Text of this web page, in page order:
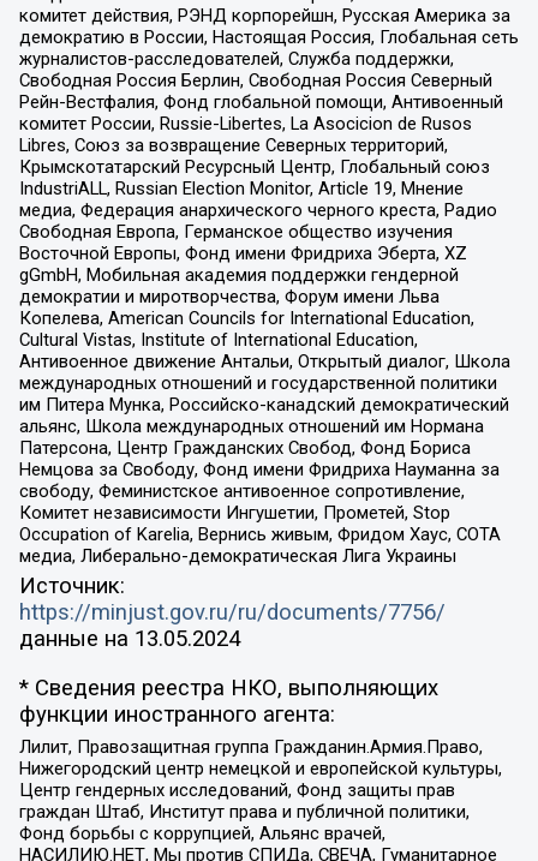
комитет действия, РЭНД корпорейшн, Русская Америка за
демократию в России, Настоящая Россия, Глобальная сеть
журналистов-расследователей, Служба поддержки,
Свободная Россия Берлин, Свободная Россия Северный
Рейн-Вестфалия, Фонд глобальной помощи, Антивоенный
комитет России, Russie-Libertes, La Asocicion de Rusos
Libres, Союз за возвращение Северных территорий,
Крымскотатарский Ресурсный Центр, Глобальный союз
IndustriALL, Russian Election Monitor, Article 19, Мнение
медиа, Федерация анархического черного креста, Радио
Свободная Европа, Германское общество изучения
Восточной Европы, Фонд имени Фридриха Эберта, XZ
gGmbH, Мобильная академия поддержки гендерной
демократии и миротворчества, Форум имени Льва
Копелева, American Councils for International Education,
Cultural Vistas, Institute of International Education,
Антивоенное движение Антальи, Открытый диалог, Школа
международных отношений и государственной политики
им Питера Мунка, Российско-канадский демократический
альянс, Школа международных отношений им Нормана
Патерсона, Центр Гражданских Свобод, Фонд Бориса
Немцова за Свободу, Фонд имени Фридриха Науманна за
свободу, Феминистское антивоенное сопротивление,
Комитет независимости Ингушетии, Прометей, Stop
Occupation of Karelia, Вернись живым, Фридом Хаус, СОТА
медиа, Либерально-демократическая Лига Украины
Источник:
https://minjust.gov.ru/ru/documents/7756/
данные на 13.05.2024
* Сведения реестра НКО, выполняющих
функции иностранного агента:
Лилит, Правозащитная группа Гражданин.Армия.Право,
Нижегородский центр немецкой и европейской культуры,
Центр гендерных исследований, Фонд защиты прав
граждан Штаб, Институт права и публичной политики,
Фонд борьбы с коррупцией, Альянс врачей,
НАСИЛИЮ.НЕТ, Мы против СПИДа, СВЕЧА, Гуманитарное